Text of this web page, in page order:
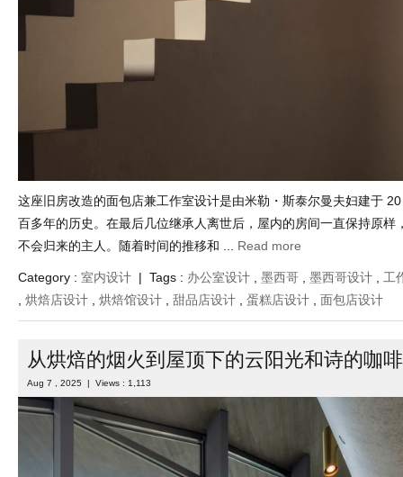
这座旧房改造的面包店兼工作室设计是由米勒・斯泰尔曼夫妇建于
百多年的历史。在最后几位继承人离世后，屋内的房间一直保持原样
不会归来的主人。随着时间的推移和 ... Read more
Category : 室内设计 | Tags : 办公室设计 , 墨西哥 , 墨西哥设计 , 工
, 烘焙店设计 , 烘焙馆设计 , 甜品店设计 , 蛋糕店设计 , 面包店设计
从烘焙的烟火到屋顶下的云阳光和诗的咖
Aug 7 , 2025 | Views : 1,113